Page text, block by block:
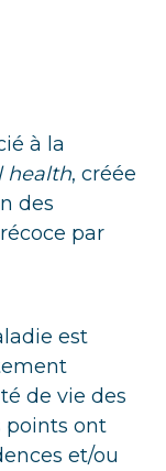
à la
health, créée
des
par
est
de vie des
points ont
et/ou